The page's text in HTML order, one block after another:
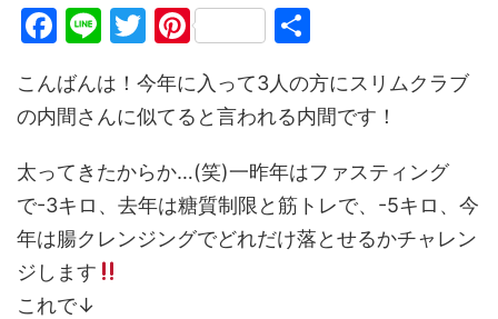
F
c
e
b
o
o
k
Li
e
T
itt
er
Pi
er
e
st
こんばんは！今年に入って3人の方にスリムクラブ
の内間さんに似てると言われる内間です！
太ってきたからか…(笑)一昨年はファスティング
で-3キロ、去年は糖質制限と筋トレで、-5キロ、今
年は腸クレンジングでどれだけ落とせるかチャレン
ジします
これで↓